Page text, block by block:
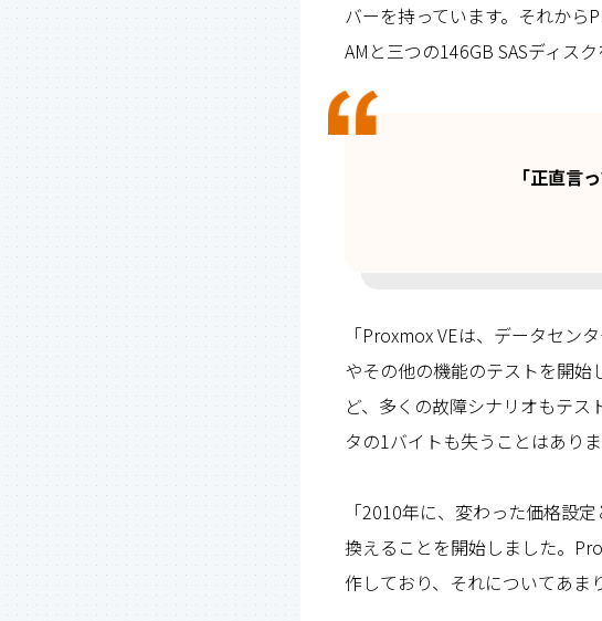
バーを持っています。それから
AMと三つの146GB SASディス
「正直言
「Proxmox VEは、データセン
やその他の機能のテストを開
ど、多くの故障シナリオもテ
タの1バイトも失うことはありま
「2010年に、変わった価格設
換えることを開始しました。
作しており、それについてあま